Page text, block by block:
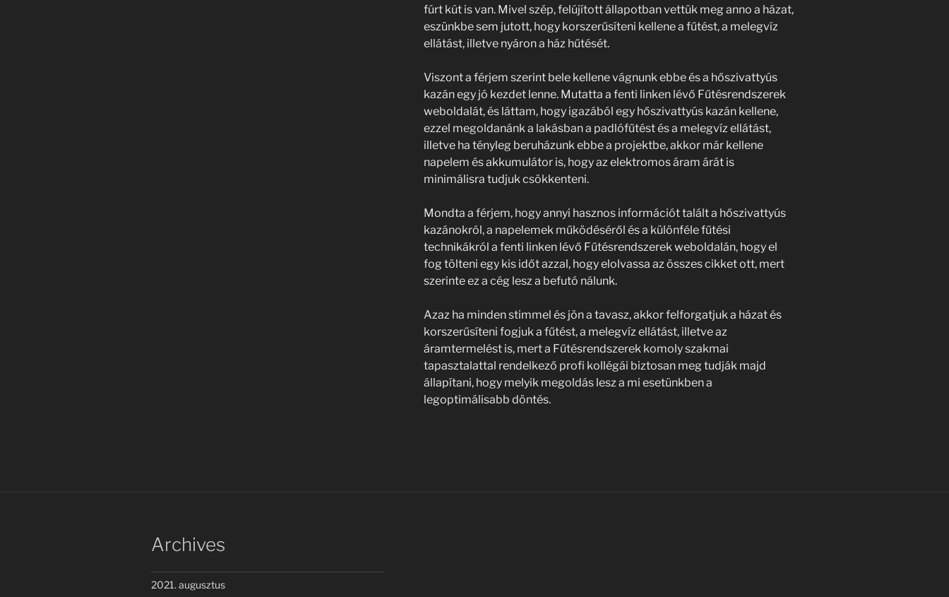
fúrt kút is van. Mivel szép, felújított állapotban vettük meg anno a házat,
eszünkbe sem jutott, hogy korszerűsíteni kellene a fűtést, a melegvíz
ellátást, illetve nyáron a ház hűtését.
Viszont a férjem szerint bele kellene vágnunk ebbe és a hőszivattyús
kazán egy jó kezdet lenne. Mutatta a fenti linken lévő Fűtésrendszerek
weboldalát, és láttam, hogy igazából egy hőszivattyús kazán kellene,
ezzel megoldanánk a lakásban a padlófűtést és a melegvíz ellátást,
illetve ha tényleg beruházunk ebbe a projektbe, akkor már kellene
napelem és akkumulátor is, hogy az elektromos áram árát is
minimálisra tudjuk csökkenteni.
Mondta a férjem, hogy annyi hasznos információt talált a hőszivattyús
kazánokról, a napelemek működéséről és a különféle fűtési
technikákról a fenti linken lévő Fűtésrendszerek weboldalán, hogy el
fog tölteni egy kis időt azzal, hogy elolvassa az összes cikket ott, mert
szerinte ez a cég lesz a befutó nálunk.
Azaz ha minden stimmel és jön a tavasz, akkor felforgatjuk a házat és
korszerűsíteni fogjuk a fűtést, a melegvíz ellátást, illetve az
áramtermelést is, mert a Fűtésrendszerek komoly szakmai
tapasztalattal rendelkező profi kollégái biztosan meg tudják majd
állapítani, hogy melyik megoldás lesz a mi esetünkben a
legoptimálisabb döntés.
Archives
2021. augusztus